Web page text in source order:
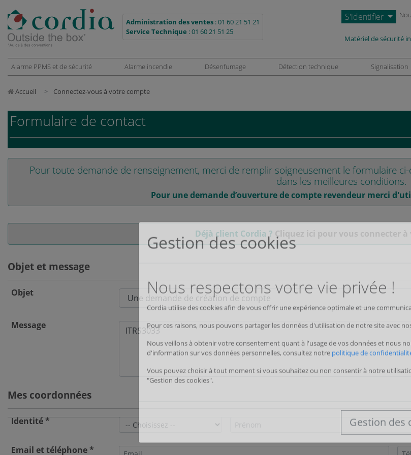
Administration des ventes :01 60 21 51 21
Service Technique :01 60 21 51 25
S'identifier
Matériel de sécurité
Alarme PPMS et de sécurité Alarme incendie Désenfumage Détection technique Signalisation
Accueil Connectez-vous à votre compte
Formulaire de contact
Pour toute demande de renseignement, merci de remplir soigneusement le formulaire
dans les meilleures conditions.
Pour une demande d’ouverture de compte revendeur merci
Déjà client Cordia ? Cliquez ici pour vous connecter
Objet et message
Objet
Message
Mes coordonnées
Identité *
Email et téléphone *
Gestion des cookies
Nous respectons votre vie privée !